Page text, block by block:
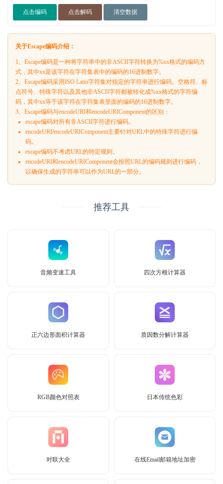
点击编码 点击解码 清空数据
关于Escape编码介绍：
1、Escape编码‌是一种将字符串中的非ASCII字符转换为%xx格式的编码方
式，其中xx是该字符在字符集表中的编码的16进制数字。‌
2、Escape编码采用ISO Latin字符集对指定的字符串进行编码。空格符、标
点符号、特殊字符以及其他非ASCII字符都被转化成%xx格式的字符编
码，其中xx等于该字符在字符集表里面的编码的16进制数字。
3、‌Escape编码与‌encodeURI和encodeURIComponent的区别‌：
escape编码对所有非ASCII字符进行编码。
encodeURI/encodeURIComponent主要针对‌URL中的特殊字符进行编
码。
escape编码不考虑URL的特定规则。
encodeURI和encodeURIComponent会按照URL的编码规则进行编码，
以确保生成的字符串可以作为URL的一部分。
推荐工具
音频变速工具 四次方根计算器
正六边形面积计算器 质因数分解计算器
RGB颜色对照表 日本传统色彩
对联大全 在线Email邮箱地址加密